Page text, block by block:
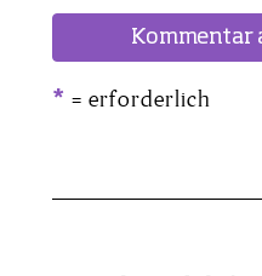
Alternative:
* = erforderlich